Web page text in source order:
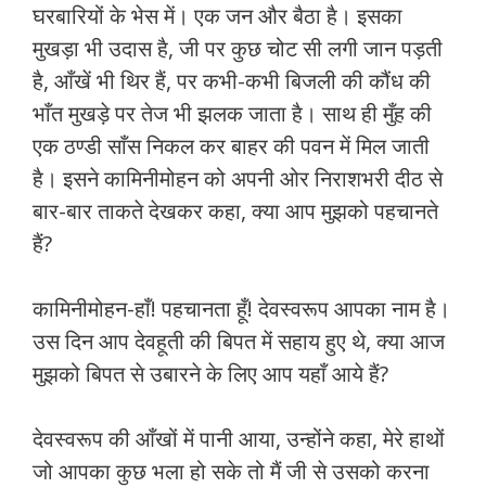
घरबारियों के भेस में। एक जन और बैठा है। इसका
मुखड़ा भी उदास है, जी पर कुछ चोट सी लगी जान पड़ती
है, आँखें भी थिर हैं, पर कभी-कभी बिजली की कौंध की
भाँत मुखड़े पर तेज भी झलक जाता है। साथ ही मुँह की
एक ठण्डी साँस निकल कर बाहर की पवन में मिल जाती
है। इसने कामिनीमोहन को अपनी ओर निराशभरी दीठ से
बार-बार ताकते देखकर कहा, क्या आप मुझको पहचानते
हैं?
कामिनीमोहन-हाँ! पहचानता हूँ! देवस्वरूप आपका नाम है।
उस दिन आप देवहूती की बिपत में सहाय हुए थे, क्या आज
मुझको बिपत से उबारने के लिए आप यहाँ आये हैं?
देवस्वरूप की आँखों में पानी आया, उन्होंने कहा, मेरे हाथों
जो आपका कुछ भला हो सके तो मैं जी से उसको करना